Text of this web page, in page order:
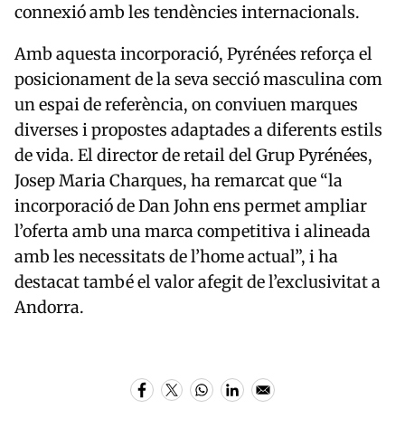
connexió amb les tendències internacionals.
Amb aquesta incorporació, Pyrénées reforça el
posicionament de la seva secció masculina com
un espai de referència, on conviuen marques
diverses i propostes adaptades a diferents estils
de vida. El director de retail del Grup Pyrénées,
Josep Maria Charques, ha remarcat que “la
incorporació de Dan John ens permet ampliar
l’oferta amb una marca competitiva i alineada
amb les necessitats de l’home actual”, i ha
destacat també el valor afegit de l’exclusivitat a
Andorra.